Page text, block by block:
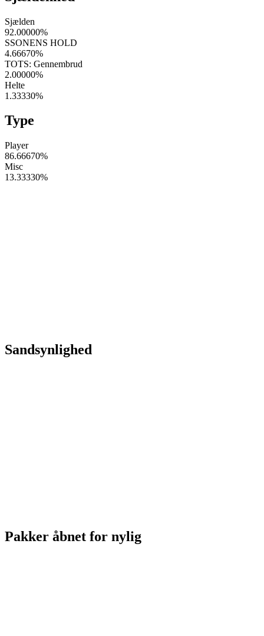
Sjælden
92.00000%
SSONENS HOLD
4.66670%
TOTS: Gennembrud
2.00000%
Helte
1.33330%
Type
Player
86.66670%
Misc
13.33330%
Sandsynlighed
Pakker åbnet for nylig